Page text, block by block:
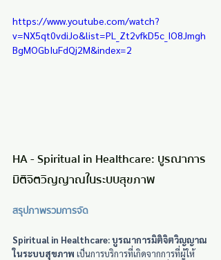
https://www.youtube.com/watch?
v=NX5qt0vdiJo&list=PL_Zt2vfkD5c_IO8Jmgh
BgMOGbIuFdQj2M&index=2
HA - Spiritual in Healthcare: บูรณาการ
มิติจิตวิญญาณในระบบสุขภาพ
สรุปภาพรวมการจัด
Spiritual in Healthcare: บูรณาการมิติจิตวิญญาณ
ในระบบสุขภาพ เป็นการบริการที่เกิดจากการที่ผู้ให้